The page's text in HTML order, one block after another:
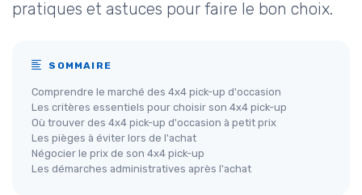
pratiques et astuces pour faire le bon choix.
SOMMAIRE
Comprendre le marché des 4x4 pick-up d'occasion
Les critères essentiels pour choisir son 4x4 pick-up
Où trouver des 4x4 pick-up d'occasion à petit prix
Les pièges à éviter lors de l'achat
Négocier le prix de son 4x4 pick-up
Les démarches administratives après l'achat